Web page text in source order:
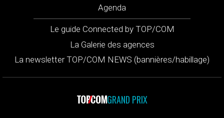
Agenda
Le guide Connected by TOP/COM
La Galerie des agences
La newsletter TOP/COM NEWS (bannières/habillage)
GRAND PRIX